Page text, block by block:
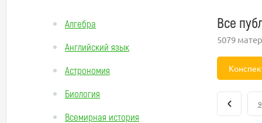
Алгебра
Английский язык
Астрономия
Биология
Всемирная история
Все
5079
9